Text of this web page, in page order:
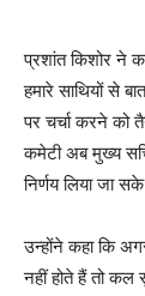
प्रशांत किशोर ने
हमारे साथियों से
पर चर्चा करने को
कमेटी अब मुख्य
निर्णय लिया जा
उन्होंने कहा कि
नहीं होते हैं तो